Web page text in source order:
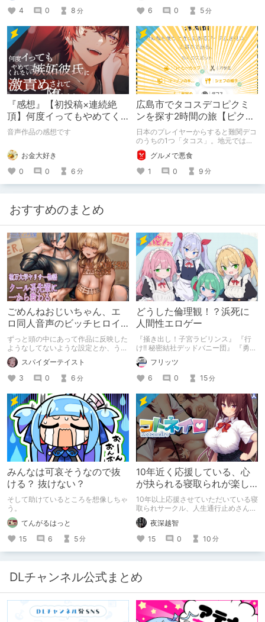
4
0 8 分
6
0 5分
『感想』【初投稿×連続絶
頂】何度イってもやめてく
れない嫉妬彼氏に激責めさ
音声作品の感想です
お金大好き
0
0 6 分
広島市でタコスデコピクミ
ンを探す2時間の旅【ピクミ
ンブルーム / Pikmin
Bloom】
日本のプレイヤーからすると難関デコ
のうちの1つ「タコス」。地元では見
つけられなかった男が広島で探す旅を
お送りします。ねくすと5月のテーマ
「お出かけの記録」。
グルメで悪食
1
0 9 分
おすすめのまとめ
ごめんねおじいちゃん、エ
ロ同人音声のビッチヒロイ
ンに名前使って～過去作品
コンセプトを思い出そう～
ずっと頭の中にあって作品に反映した
ようなしてないような設定とか、うち
のヒロイン達の名づけの法則とかを頭
の中の映●研の金●さんに「そこにあ
っちゃいけねえんだよ」といわれたの
でとりあえず垂れ流します。
スパイダーテイスト
3
0 6 分
どうした倫理観！？浜死に
人間性エロゲー
『掻き出し！子宮ラビリンス』 『行
け!! 秘密結社デッドバニー団』 『勇者
ミアとツンツン猫サキュバス ~それで
も勇者はコロせない!~』 『めいどいん
めいど！』 本記事はねくすとテーマ
「人に薦めづらいけど好きな作
品」”ではない”です。 好きだったら人
に薦めるのは当たり前だよなぁ！？
フリッツ
6
0 15分
みんなは可哀そうなので抜
ける？ 抜けない？
そして助けているところを想像しちゃ
う。
てんがるはっと
15
6 5分
10年近く応援している、心
が抉られる寝取られが楽し
めるサークル
10年以上応援させていただいている寝
取られサークル、人生通行止めさんの
新作がとても良かったので、新作を中
心に、このサークルのゲームを紹介し
たくて、記事を書かせていただく。
キミノオモイからずっと好きな熱心な
ファンとしての記事にどうか、お付き
微修正）
夜深越智
15
0 10 分
DLチャンネル公式まとめ